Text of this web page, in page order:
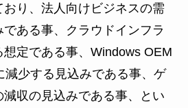
り、法人向けビジネスの需
ある事、クラウドインフラ
定である事、Windows OEM
減少する見込みである事、ゲ
収の見込みである事、とい